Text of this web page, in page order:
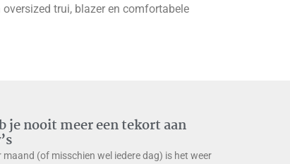
trui, blazer en comfortabele
je nooit meer een tekort aan
maand (of misschien wel iedere dag) is het weer